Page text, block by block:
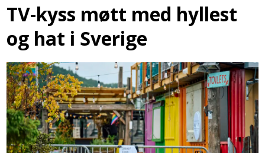
TV-kyss møtt med hyllest
og hat i Sverige